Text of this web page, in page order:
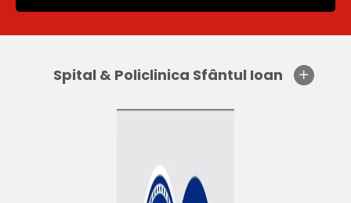
Spital & Policlinica Sfântul Ioan